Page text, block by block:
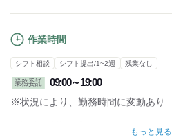
作業時間
シフト相談 シフト提出/1~2週 残業なし
業務委託 09:00～19:00
※状況により、勤務時間に変動あり
もっと見る